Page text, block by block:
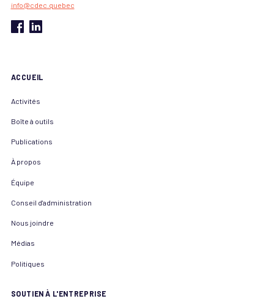
info@cdec.quebec
ACCUEIL
Activités
Boîte à outils
Publications
À propos
Équipe
Conseil d'administration
Nous joindre
Médias
Politiques
SOUTIEN À L'ENTREPRISE